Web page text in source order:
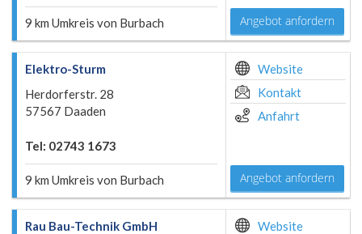
9 km Umkreis von Burbach Angebot anfordern
Elektro-Sturm
Herdorferstr. 28
57567 Daaden
Tel: 02743 1673
9 km Umkreis von Burbach
Website
Kontakt
Anfahrt
Angebot anfordern
Rau Bau-Technik GmbH
Website